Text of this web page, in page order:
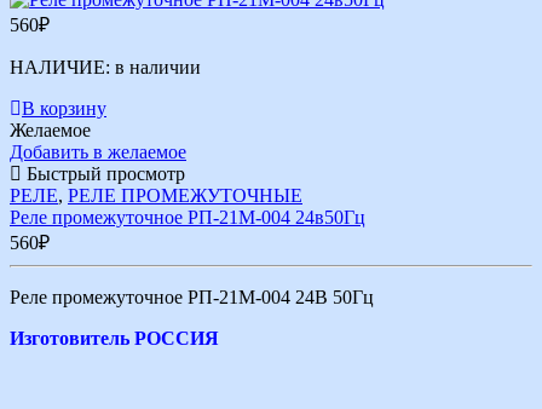
560₽
НАЛИЧИЕ: в наличии
В корзину
Желаемое
Добавить в желаемое
Быстрый просмотр
РЕЛЕ, РЕЛЕ ПРОМЕЖУТОЧНЫЕ
Реле промежуточное РП-21М-004 24в50Гц
560₽
Реле промежуточное РП-21М-004 24В 50Гц
Изготовитель РОССИЯ